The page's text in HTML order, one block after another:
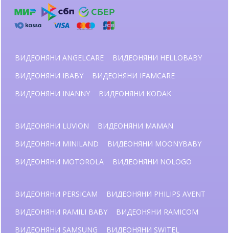
ВИДЕОНЯНИ ANGELCARE
ВИДЕОНЯНИ HELLOBABY
ВИДЕОНЯНИ IBABY
ВИДЕОНЯНИ IFAMCARE
ВИДЕОНЯНИ INANNY
ВИДЕОНЯНИ KODAK
ВИДЕОНЯНИ LUVION
ВИДЕОНЯНИ MAMAN
ВИДЕОНЯНИ MINILAND
ВИДЕОНЯНИ MOONYBABY
ВИДЕОНЯНИ MOTOROLA
ВИДЕОНЯНИ NOLOGO
ВИДЕОНЯНИ PERSICAM
ВИДЕОНЯНИ PHILIPS AVENT
ВИДЕОНЯНИ RAMILI BABY
ВИДЕОНЯНИ RAMICOM
ВИДЕОНЯНИ SAMSUNG
ВИДЕОНЯНИ SWITEL